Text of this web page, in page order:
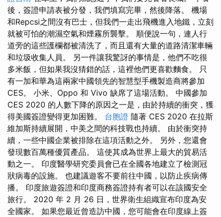
後，簽證申請表被分發，我們填寫完畢，然後降落。 機場
和Repcsi之間沒有巴士，但我們一走出飛機進入地鐵，立刻
就被可怕的潮濕空氣和煙霧所襲擊。 順便說一句，連人行
道旁的這些護欄都被清洗了，而且還有大量的道路清潔車輛
和垃圾收集人員。 另一件讓我驚訝的事情是，他們不吃很
多米飯，但如果我沒猜錯的話，這裡他們更喜歡麵食。 只
有一加和華為這兩家中國領先的智慧型手機製造商將參加
CES。 小米、Oppo 和 Vivo 缺席了這場活動。 中國參加
CES 2020 的人數下降的原因之一是，由於持續的衝突，獲
得美國簽證變得更加困難。 台胞證 隨著 CES 2020 在拉斯
維加斯持續展開，中美之間的科技戰也持續。 由於衝突持
續，一些中國企業被排除在這項活動之外。 另外，您還會
發現數百萬種優質產品。 這使其成為世界上最大的貿易活
動之一。 印度醫學研究委員會已在全國各地建立了檢測冠
狀病毒的設施。 也建議遊客不要前往中國，以防止疾病傳
播。 印度旅遊簽證和印度商務簽證持有者可以在該國安全
旅行。 2020 年 2 月 26 日，世界衛生組織宣布印度為安
全國家。 如果您最近曾造訪中國，您可能會在印度線上簽